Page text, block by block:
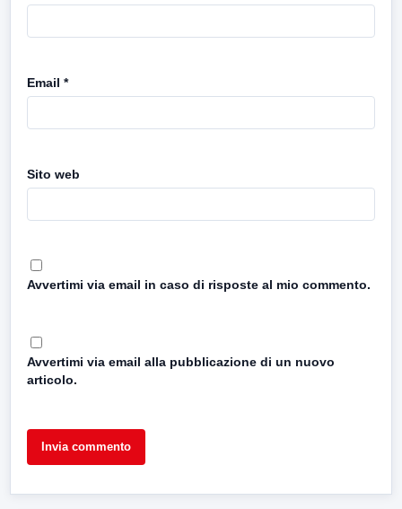
Email *
Sito web
Avvertimi via email in caso di risposte al mio commento.
Avvertimi via email alla pubblicazione di un nuovo
articolo.